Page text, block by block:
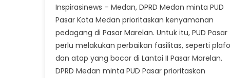
Inspirasinews – Medan, DPRD Medan minta PUD
Pasar Kota Medan prioritaskan kenyamanan
pedagang di Pasar Marelan. Untuk itu, PUD Pasar
perlu melakukan perbaikan fasilitas, seperti
dan atap yang bocor di Lantai II Pasar Marelan.
DPRD Medan minta PUD Pasar prioritaskan